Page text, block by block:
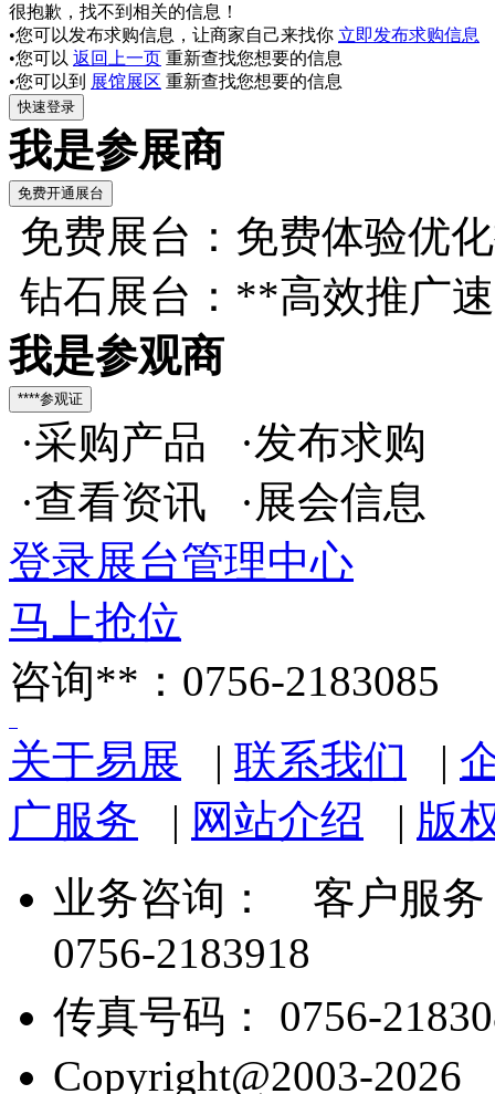
很抱歉，找不到相关的信息！
•您可以发布求购信息，让商家自己来找你 立即发布求购信息
•您可以 返回上一页 重新查找您想要的信息
•您可以到 展馆展区 重新查找您想要的信息
我是参展商
免费展台：免费体验优
钻石展台：**高效推广
我是参观商
·采购产品 ·发布求购
·查看资讯 ·展会信息
登录展台管理中心
马上抢位
咨询**：0756-2183085
关于易展 | 联系我们 |
广服务 | 网站介绍 | 版
业务咨询：
客户服务
0756-2183918
传真号码： 0756-
Copyright@2003-